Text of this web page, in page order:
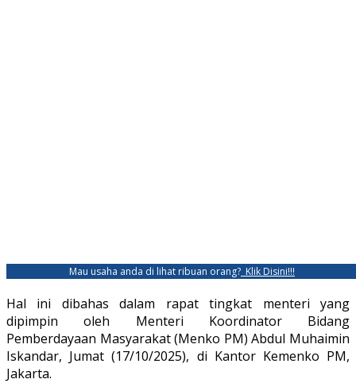
Mau usaha anda di lihat ribuan orang? Klik Disini!!!
Hal ini dibahas dalam rapat tingkat menteri yang
dipimpin oleh Menteri Koordinator Bidang
Pemberdayaan Masyarakat (Menko PM) Abdul Muhaimin
Iskandar, Jumat (17/10/2025), di Kantor Kemenko PM,
Jakarta.